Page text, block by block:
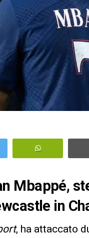
Mbappé,
in
, ha attaccato